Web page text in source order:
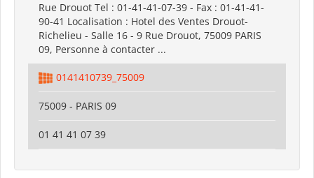
Rue Drouot Tel : 01-41-41-07-39 - Fax : 01-41-41-
90-41 Localisation : Hotel des Ventes Drouot-
Richelieu - Salle 16 - 9 Rue Drouot, 75009 PARIS
09, Personne à contacter ...
0141410739_75009
75009 - PARIS 09
01 41 41 07 39